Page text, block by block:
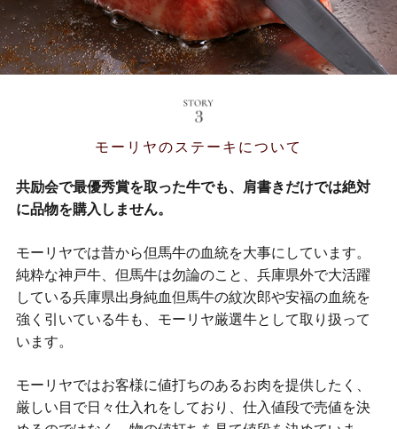
モーリヤのステーキについて
共励会で最優秀賞を取った牛でも、肩書きだけでは絶対
に品物を購入しません。
モーリヤでは昔から但馬牛の血統を大事にしています。
純粋な神戸牛、但馬牛は勿論のこと、兵庫県外で大活躍
している兵庫県出身純血但馬牛の紋次郎や安福の血統を
強く引いている牛も、モーリヤ厳選牛として取り扱って
います。
モーリヤではお客様に値打ちのあるお肉を提供したく、
厳しい目で日々仕入れをしており、仕入値段で売値を決